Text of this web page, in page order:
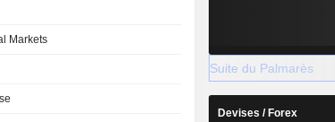
Markets
Suite du Palmarès
Devises / Forex